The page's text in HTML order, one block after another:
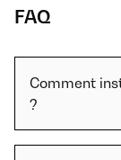
FAQ
Comment
?